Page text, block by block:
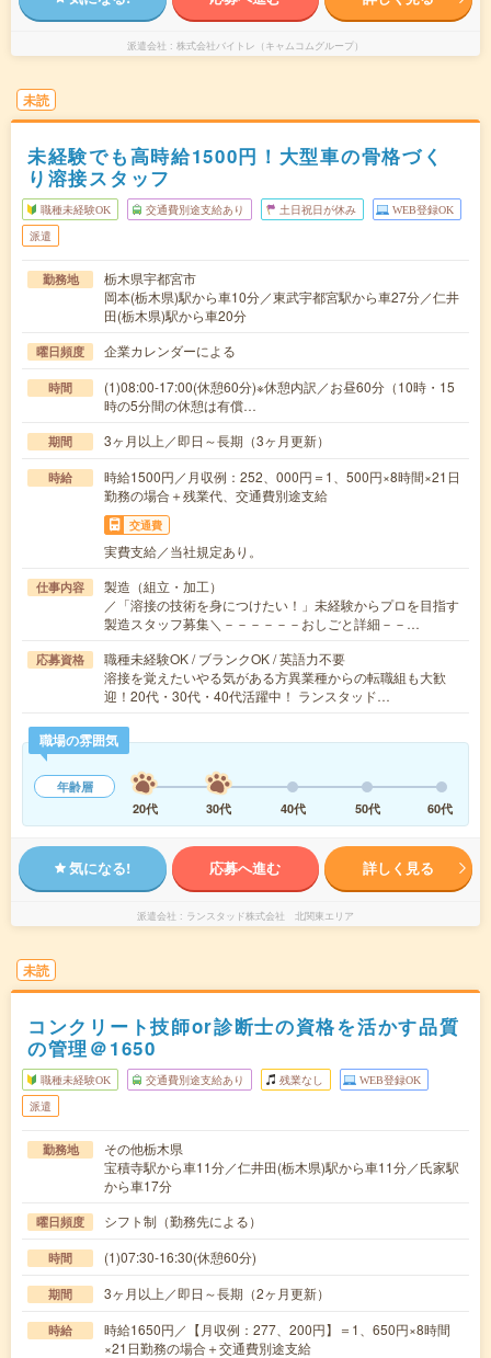
派遣会社 株式会社バイトレ（キャムコムグループ）
未読
未経験でも高時給1500円！大型車の骨格づく
り溶接スタッフ
職種未経験OK 交通費別途支給あり 土日祝日が休み WEB登録OK
派遣
勤務地
栃木県宇都宮市
岡本(栃木県)駅から車10分／東武宇都宮駅から車27分／仁井
田(栃木県)駅から車20分
曜日頻度 企業カレンダーによる
時間
(1)08:00-17:00(休憩60分)※休憩内訳／お昼60分（10時・15
時の5分間の休憩は有償…
期間 3ヶ月以上／即日～長期（3ヶ月更新）
時給
時給1500円／月収例：252、000円＝1、500円×8時間×21日
勤務の場合＋残業代、交通費別途支給
交通費
実費支給／当社規定あり。
仕事内容
製造（組立・加工）
／「溶接の技術を身につけたい！」未経験からプロを目指す
製造スタッフ募集＼－－－－－－おしごと詳細－－…
応募資格
職種未経験OK / ブランクOK / 英語力不要
溶接を覚えたいやる気がある方異業種からの転職組も大歓
迎！20代・30代・40代活躍中！ ランスタッド…
職場の雰囲気
年齢層
20代
30代 40代 50代 60代
気になる! 応募へ進む 詳しく見る
派遣会社 ランスタッド株式会社 北関東エリア
未読
コンクリート技師or診断士の資格を活かす品質
の管理＠1650
職種未経験OK 交通費別途支給あり 残業なし WEB登録OK
派遣
勤務地
その他栃木県
宝積寺駅から車11分／仁井田(栃木県)駅から車11分／氏家駅
から車17分
曜日頻度 シフト制（勤務先による）
時間 (1)07:30-16:30(休憩60分)
期間 3ヶ月以上／即日～長期（2ヶ月更新）
時給
時給1650円／【月収例：277、200円】＝1、650円×8時間
×21日勤務の場合＋交通費別途支給